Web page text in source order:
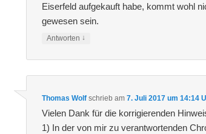
Eiserfeld aufgekauft habe, kommt wohl
gewesen sein.
Antworten ↓
Thomas Wolf schrieb am 7. Juli 2017 um 14:14
Vielen Dank für die korrigierenden
1) In der von mir zu verantwortenden